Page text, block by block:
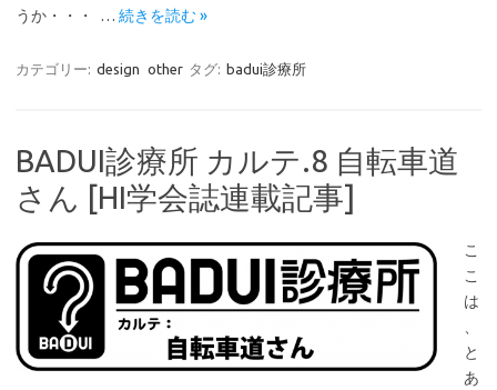
うか・・・ … 続きを読む »
カテゴリー: design other タグ: badui診療所
BADUI診療所 カルテ.8 自転車道
さん [HI学会誌連載記事]
こ
こ
は
と
あ